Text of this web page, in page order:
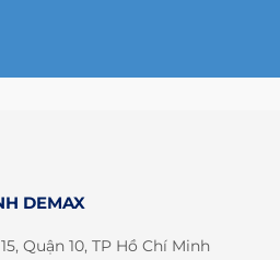
DEMAX
Quận 10, TP Hồ Chí Minh